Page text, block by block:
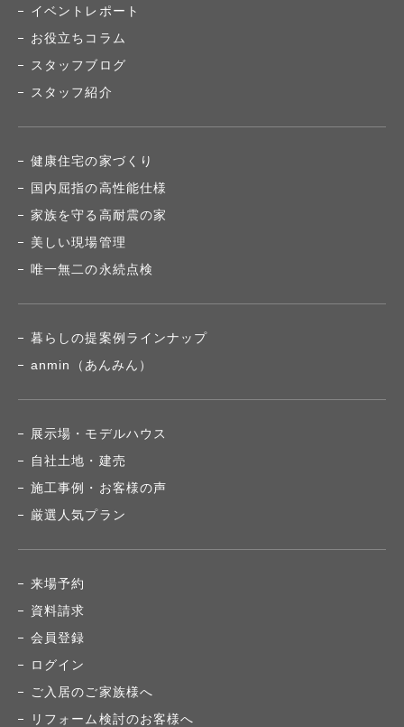
イベントレポート
お役立ちコラム
スタッフブログ
スタッフ紹介
健康住宅の家づくり
国内屈指の高性能仕様
家族を守る高耐震の家
美しい現場管理
唯一無二の永続点検
暮らしの提案例ラインナップ
anmin（あんみん）
展示場・モデルハウス
自社土地・建売
施工事例・お客様の声
厳選人気プラン
来場予約
資料請求
会員登録
ログイン
ご入居のご家族様へ
リフォーム検討のお客様へ